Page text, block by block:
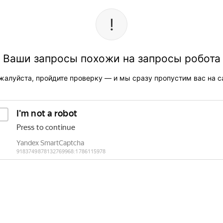
Ваши запросы похожи на запросы робота
пройдите проверку — и мы сразу пропустим вас на